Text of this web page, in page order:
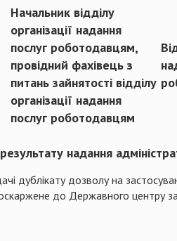
Начальник відділу
організації надання
послуг роботодавцям,
провідний фахівець з
питань зайнятості відділу
організації надання
послуг роботодавцям
надання
дублікату дозволу на
до Державного центру